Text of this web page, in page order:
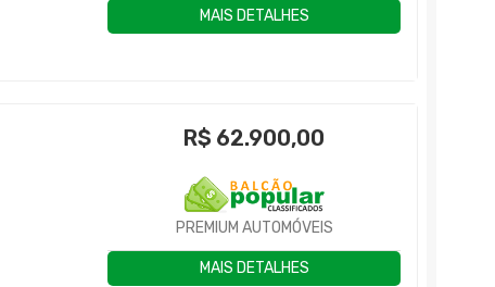
MAIS DETALHES
R$ 62.900,00
PREMIUM AUTOMÓVEIS
MAIS DETALHES